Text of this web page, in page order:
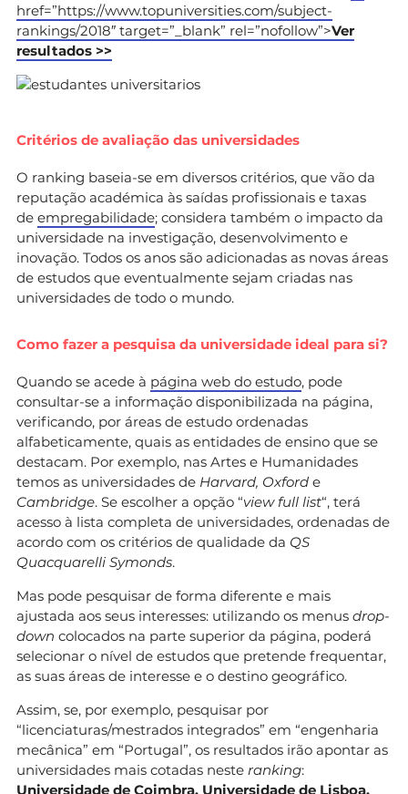
href=”https://www.topuniversities.com/subject-
rankings/2018″ target=”_blank” rel=”nofollow”>Ver
resultados >>
Critérios de avaliação das universidades
O ranking baseia-se em diversos critérios, que vão da
reputação académica às saídas profissionais e taxas
de empregabilidade; considera também o impacto da
universidade na investigação, desenvolvimento e
inovação. Todos os anos são adicionadas as novas áreas
de estudos que eventualmente sejam criadas nas
universidades de todo o mundo.
Como fazer a pesquisa da universidade ideal para si?
Quando se acede à página web do estudo, pode
consultar-se a informação disponibilizada na página,
verificando, por áreas de estudo ordenadas
alfabeticamente, quais as entidades de ensino que se
destacam. Por exemplo, nas Artes e Humanidades
temos as universidades de Harvard, Oxford e
Cambridge. Se escolher a opção “view full list“, terá
acesso à lista completa de universidades, ordenadas de
acordo com os critérios de qualidade da QS
Quacquarelli Symonds.
Mas pode pesquisar de forma diferente e mais
ajustada aos seus interesses: utilizando os menus drop-
down colocados na parte superior da página, poderá
selecionar o nível de estudos que pretende frequentar,
as suas áreas de interesse e o destino geográfico.
Assim, se, por exemplo, pesquisar por
“licenciaturas/mestrados integrados” em “engenharia
mecânica” em “Portugal”, os resultados irão apontar as
universidades mais cotadas neste ranking:
Universidade de Coimbra, Universidade de Lisboa,